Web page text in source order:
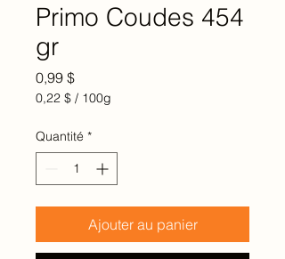
Primo Coudes 454
gr
0,99 $Prix
0,22 $ / 100g
pour
100
Grammes
Quantité *
Ajouter au panier